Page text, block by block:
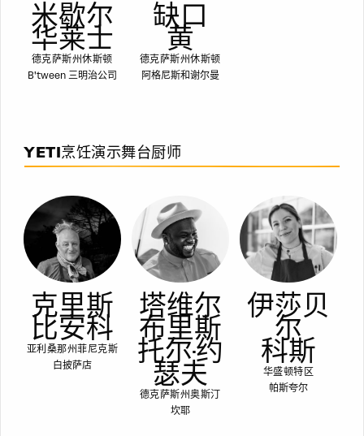
米歇尔
华莱士
德克萨斯州休斯顿
B'tween 三明治公司
缺口
黄
德克萨斯州休斯顿
阿格尼斯和谢尔曼
YETI烹饪演示舞台厨师
克里斯
比安科
亚利桑那州菲尼克斯
白披萨店
塔维尔
布里斯
托尔-约
瑟夫
德克萨斯州奥斯汀
坎耶
伊莎贝
尔
科斯
华盛顿特区
帕斯夸尔